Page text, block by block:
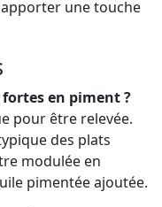
une touche
en piment ?
pour être relevée.
des plats
modulée en
pimentée ajoutée.